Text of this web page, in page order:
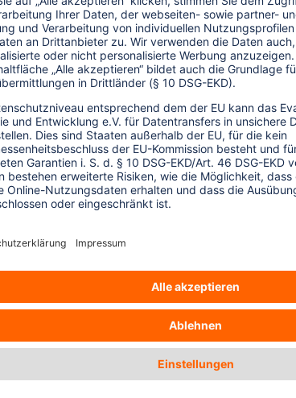
03.10.2000
In Katalogen geblättert ...
Mit den Sommermonaten ist für viele die
Urlaubszeit vorbei. Andere nutzen jedoch
die Angebote von Reiseveranstaltern, um
einem verregneten Herbst oder
...mehr
03.10.2000
"Immer wieder neue Welt" -
Lateinamerika à la carte
Von Argentinien bis Venezuela - die Region
Lateinamerika touristisch zu präsentieren,